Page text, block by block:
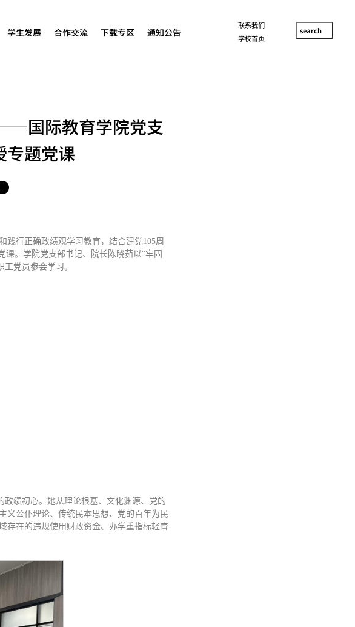
学生发展 合作交流 下载专区 通知公告
联系我们
学校首页
search
国际教育学院党支
专题党课
践行正确政绩观学习教育，结合建党105周
课。学院党支部书记、院长陈晓茹以“牢固
党员参会学习。
政绩初心。她从理论根基、文化渊源、党的
义公仆理论、传统民本思想、党的百年为民
存在的违规使用财政资金、办学重指标轻育